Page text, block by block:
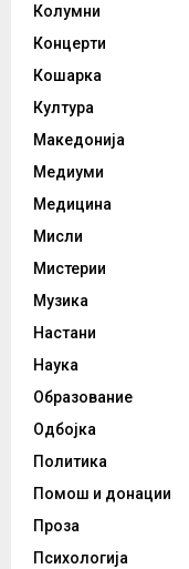
Колумни
Концерти
Кошарка
Култура
Македонија
Медиуми
Медицина
Мисли
Мистерии
Музика
Настани
Наука
Образование
Одбојка
Политика
Помош и донации
Проза
Психологија